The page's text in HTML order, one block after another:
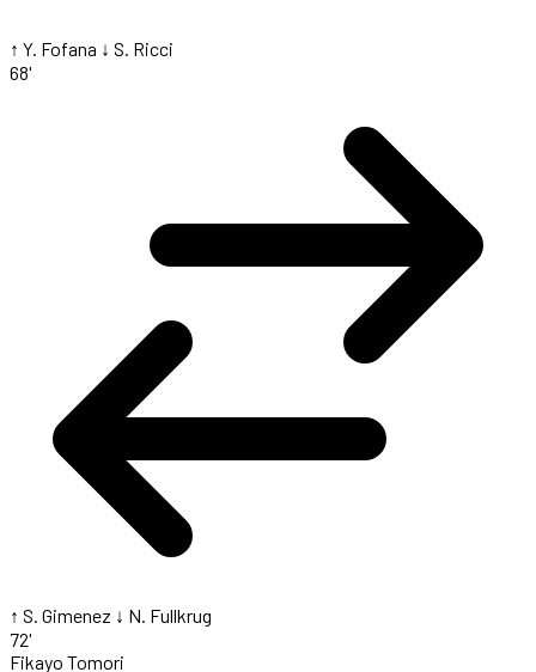
↑ Y. Fofana ↓ S. Ricci
68'
↑ S. Gimenez ↓ N. Fullkrug
72'
Fikayo Tomori